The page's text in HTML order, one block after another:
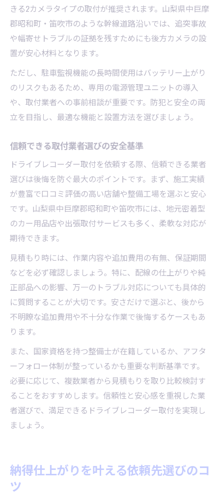
きる2カメラタイプの取付が推奨されます。山梨県中巨摩
郡昭和町・笛吹市のような幹線道路沿いでは、追突事故
や幅寄せトラブルの証拠を残すためにも後方カメラの設
置が安心材料となります。
ただし、駐車監視機能の長時間使用はバッテリー上がり
のリスクもあるため、専用の電源管理ユニットの導入
や、取付業者への事前相談が重要です。防犯と安全の両
立を目指し、最適な機能と設置方法を選びましょう。
信頼できる取付業者選びの安全基準
ドライブレコーダー取付を依頼する際、信頼できる業者
選びは後悔を防ぐ最大のポイントです。まず、施工実績
が豊富で口コミ評価の高い店舗や整備工場を選ぶと安心
です。山梨県中巨摩郡昭和町や笛吹市には、地元密着型
のカー用品店や出張取付サービスも多く、柔軟な対応が
期待できます。
見積もり時には、作業内容や追加費用の有無、保証期間
などを必ず確認しましょう。特に、配線の仕上がりや純
正部品への影響、万一のトラブル対応についても具体的
に質問することが大切です。安さだけで選ぶと、後から
不明瞭な追加費用や不十分な作業で後悔するケースもあ
ります。
また、国家資格を持つ整備士が在籍しているか、アフタ
ーフォロー体制が整っているかも重要な判断基準です。
必要に応じて、複数業者から見積もりを取り比較検討す
ることをおすすめします。信頼性と安心感を重視した業
者選びで、満足できるドライブレコーダー取付を実現し
ましょう。
納得仕上がりを叶える依頼先選びのコ
ツ